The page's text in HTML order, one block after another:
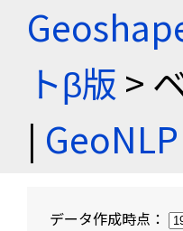
トβ版 >
| GeoNLP
データ作成時点：